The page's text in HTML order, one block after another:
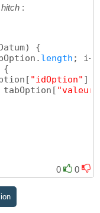
hitch :
)
{
length ; i++
{
[ "idOption" ]
tabOption [
0
0